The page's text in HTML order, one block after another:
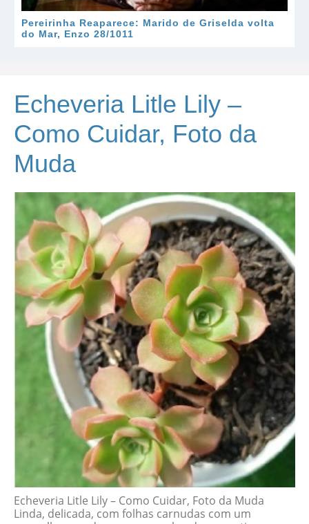
Pereirinha Reaparece: Marido de Griselda volta
do Mar, Enzo 28/1011
Echeveria Litle Lily –
Como Cuidar, Foto da
Muda
Echeveria Litle Lily – Como Cuidar, Foto da Muda
Linda, delicada, com folhas carnudas com um